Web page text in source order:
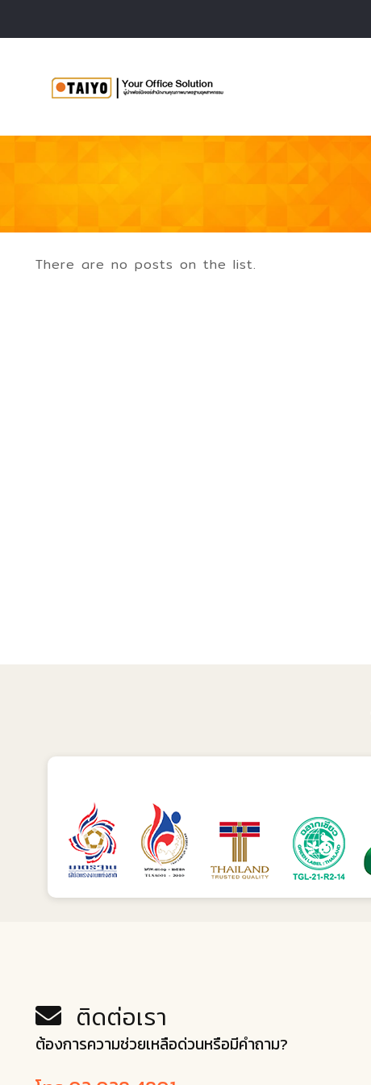
There are no posts on the list.
ติดต่อเรา
ต้องการความช่วยเหลือด่วนหรือมีคำถาม?